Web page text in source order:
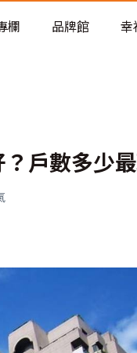
欄 品牌館 幸
戶數多少